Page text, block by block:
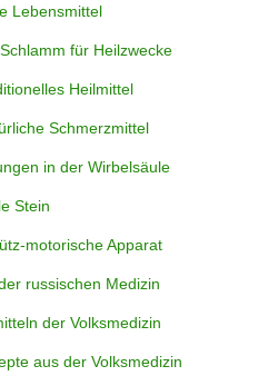
Lebensmittel
für Heilzwecke
Heilmittel
Schmerzmittel
in der Wirbelsäule
Stein
motorische Apparat
russischen Medizin
der Volksmedizin
aus der Volksmedizin